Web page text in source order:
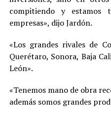
compitiendo y
empresas», dijo Jardón.
«Los grandes rivales de
Querétaro, Sonora, Baja
León».
«Tenemos mano de obra
además somos grandes